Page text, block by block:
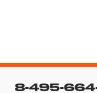
8-495-